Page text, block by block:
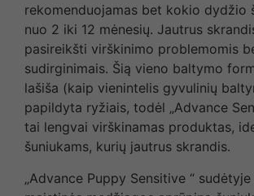
rekomenduojamas bet kokio dydžio
nuo 2 iki 12 mėnesių. Jautrus
pasireikšti virškinimo problemomis
sudirginimais. Šią vieno baltymo
lašiša (kaip vienintelis gyvulinių
papildyta ryžiais, todėl „Advance
tai lengvai virškinamas produktas,
šuniukams, kurių jautrus skrandis.
„Advance Puppy Sensitive “